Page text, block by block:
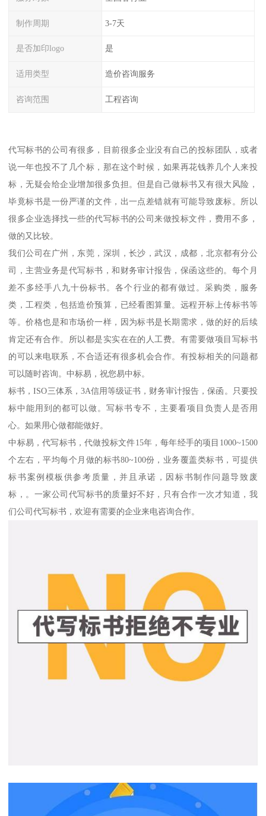
制作周期 3-7天
是否加印logo 是
适用类型 造价咨询服务
咨询范围 工程咨询
代写标书的公司有很多，目前很多企业没有自己的投标团队，或者
说一年也投不了几个标，那在这个时候，如果再花钱养几个人来投
标，无疑会给企业增加很多负担。但是自己做标书又有很大风险，
毕竟标书是一份严谨的文件，出一点差错就有可能导致废标。所以
很多企业选择找一些的代写标书的公司来做投标文件，费用不多，
做的又比较。
我们公司在广州，东莞，深圳，长沙，武汉，成都，北京都有分公
司，主营业务是代写标书，和财务审计报告，保函这些的。每个月
差不多经手八九十份标书。各个行业的都有做过。采购类，服务
类，工程类，包括造价预算，已经看图算量。远程开标上传标书等
等。价格也是和市场价一样，因为标书是长期需求，做的好的后续
肯定还有合作。所以都是实实在在的人工费。有需要做项目写标书
的可以来电联系，不合适还有很多机会合作。有投标相关的问题都
可以随时咨询。中标易，祝您易中标。
标书，ISO三体系，3A信用等级证书，财务审计报告，保函。只要投
标中能用到的都可以做。写标书专不，主要看项目负责人是否用
心。如果用心做都能做好。
中标易，代写标书，代做投标文件15年，每年经手的项目1000~1500
个左右，平均每个月做的标书80~100份，业务覆盖类标书，可提供
标书案例模板供参考质量，并且承诺，因标书制作问题导致废
标，。一家公司代写标书的质量好不好，只有合作一次才知道，我
们公司代写标书，欢迎有需要的企业来电咨询合作。